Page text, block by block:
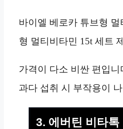
바이엘 베로카 튜브형 멀
형 멀티비타민 15t 세트
가격이 다소 비싼 편입니
과다 섭취 시 부작용이
3. 에버틴 비타톡